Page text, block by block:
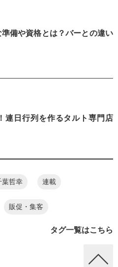
備や資格とは？バーとの違い
連日行列を作るタルト専門店
葉哲幸 連載
販促・集客
タグ一覧はこちら